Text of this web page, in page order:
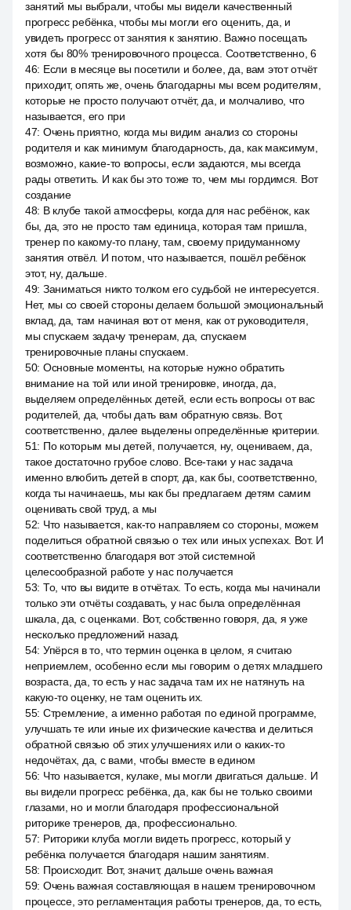
занятий мы выбрали, чтобы мы видели качественный
прогресс ребёнка, чтобы мы могли его оценить, да, и
увидеть прогресс от занятия к занятию. Важно посещать
хотя бы 80% тренировочного процесса. Соответственно, 6
46: Если в месяце вы посетили и более, да, вам этот отчёт
приходит, опять же, очень благодарны мы всем родителям,
которые не просто получают отчёт, да, и молчаливо, что
называется, его при
47: Очень приятно, когда мы видим анализ со стороны
родителя и как минимум благодарность, да, как максимум,
возможно, какие-то вопросы, если задаются, мы всегда
рады ответить. И как бы это тоже то, чем мы гордимся. Вот
создание
48: В клубе такой атмосферы, когда для нас ребёнок, как
бы, да, это не просто там единица, которая там пришла,
тренер по какому-то плану, там, своему придуманному
занятия отвёл. И потом, что называется, пошёл ребёнок
этот, ну, дальше.
49: Заниматься никто толком его судьбой не интересуется.
Нет, мы со своей стороны делаем большой эмоциональный
вклад, да, там начиная вот от меня, как от руководителя,
мы спускаем задачу тренерам, да, спускаем
тренировочные планы спускаем.
50: Основные моменты, на которые нужно обратить
внимание на той или иной тренировке, иногда, да,
выделяем определённых детей, если есть вопросы от вас
родителей, да, чтобы дать вам обратную связь. Вот,
соответственно, далее выделены определённые критерии.
51: По которым мы детей, получается, ну, оцениваем, да,
такое достаточно грубое слово. Все-таки у нас задача
именно влюбить детей в спорт, да, как бы, соответственно,
когда ты начинаешь, мы как бы предлагаем детям самим
оценивать свой труд, а мы
52: Что называется, как-то направляем со стороны, можем
поделиться обратной связью о тех или иных успехах. Вот. И
соответственно благодаря вот этой системной
целесообразной работе у нас получается
53: То, что вы видите в отчётах. То есть, когда мы начинали
только эти отчёты создавать, у нас была определённая
шкала, да, с оценками. Вот, собственно говоря, да, я уже
несколько предложений назад.
54: Упёрся в то, что термин оценка в целом, я считаю
неприемлем, особенно если мы говорим о детях младшего
возраста, да, то есть у нас задача там их не натянуть на
какую-то оценку, не там оценить их.
55: Стремление, а именно работая по единой программе,
улучшать те или иные их физические качества и делиться
обратной связью об этих улучшениях или о каких-то
недочётах, да, с вами, чтобы вместе в едином
56: Что называется, кулаке, мы могли двигаться дальше. И
вы видели прогресс ребёнка, да, как бы не только своими
глазами, но и могли благодаря профессиональной
риторике тренеров, да, профессионально.
57: Риторики клуба могли видеть прогресс, который у
ребёнка получается благодаря нашим занятиям.
58: Происходит. Вот, значит, дальше очень важная
59: Очень важная составляющая в нашем тренировочном
процессе, это регламентация работы тренеров, да, то есть,